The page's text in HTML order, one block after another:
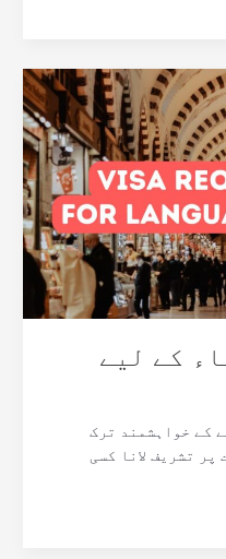
کے لیے
کے خواہشمند ترک
تشریف لانا کسی